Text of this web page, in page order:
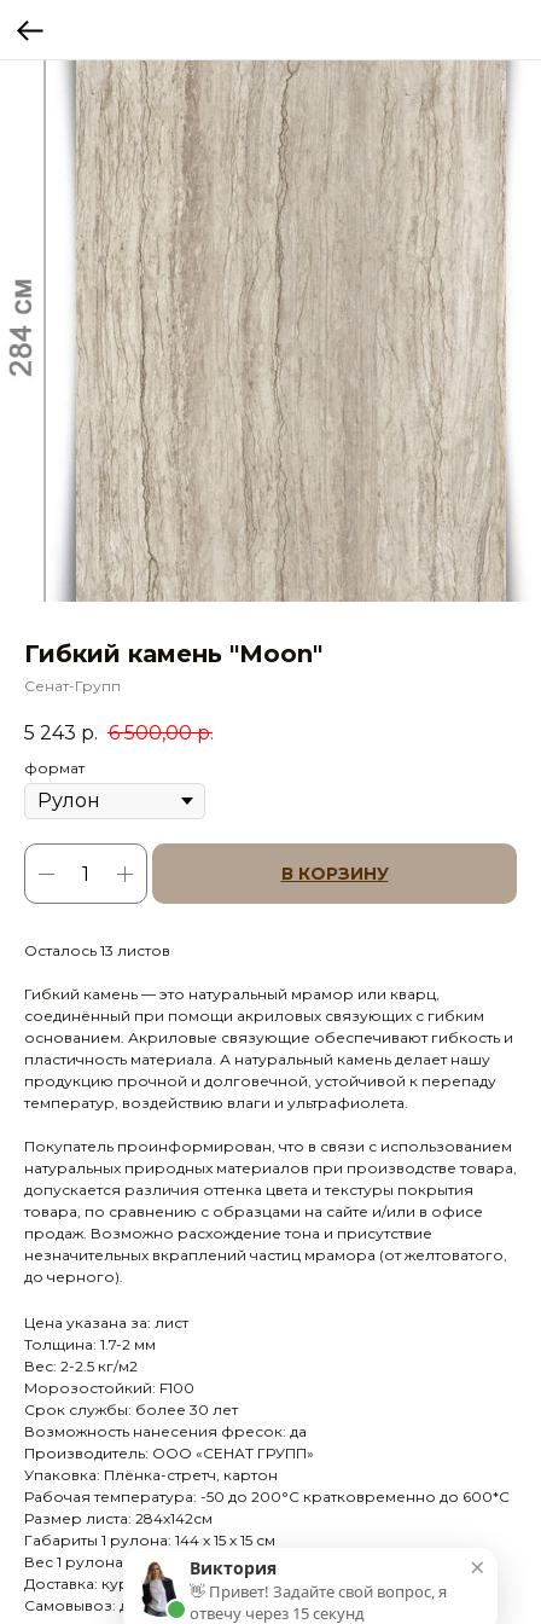
Гибкий камень "Moon"
Сенат-Групп
5 243 р. 6 500,00 р.
формат
В КОРЗИНУ
Осталось 13 листов
Гибкий камень — это натуральный мрамор или кварц,
соединённый при помощи акриловых связующих с гибким
основанием. Акриловые связующие обеспечивают гибкость и
пластичность материала. А натуральный камень делает нашу
продукцию прочной и долговечной, устойчивой к перепаду
температур, воздействию влаги и ультрафиолета.
Покупатель проинформирован, что в связи с использованием
натуральных природных материалов при производстве товара,
допускается различия оттенка цвета и текстуры покрытия
товара, по сравнению с образцами на сайте и/или в офисе
продаж. Возможно расхождение тона и присутствие
незначительных вкраплений частиц мрамора (от желтоватого,
до черного).
Цена указана за: лист
Толщина: 1.7-2 мм
Вес: 2-2.5 кг/м2
Морозостойкий: F100
Срок службы: более 30 лет
Возможность нанесения фресок: да
Производитель: ООО «СЕНАТ ГРУПП»
Упаковка: Плёнка-стретч, картон
Рабочая температура: -50 до 200°С кратковременно до 600*С
Размер листа: 284х142см
Габариты 1 рулона: 144 х 15 х 15 см
Вес 1 рулона: 9-10 кг
Доставка: курьерская служба, транспортная компания
Самовывоз: да
×
Виктория
👋 Привет! Задайте свой вопрос, я
отвечу через 15 секунд